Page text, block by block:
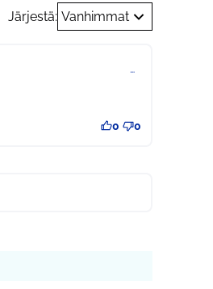
Järjestä: Vanhimmat
…
0 0